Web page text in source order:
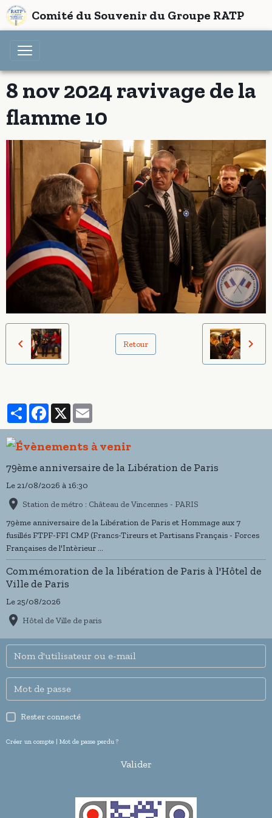
Comité du Souvenir du Groupe RATP
8 nov 2024 ravivage de la
flamme 10
Retour
PartagerFacebook
X
79ème anniversaire de la Libération de Paris
Le 21/08/2026 à 16:30
Station de métro : Château de Vincennes - PARIS
79ème anniversaire de la Libération de Paris et Hommage aux 7
fusillés FTPF-FFI CMP (Francs-Tireurs et Partisans Français - Forces
Françaises de l'Intèrieur ...
Commémoration de la libération de Paris à l'Hôtel de
Ville de Paris
Le 25/08/2026
Hôtel de Ville de paris
Rester connecté
Créer un compte | Mot de passe perdu ?
Valider